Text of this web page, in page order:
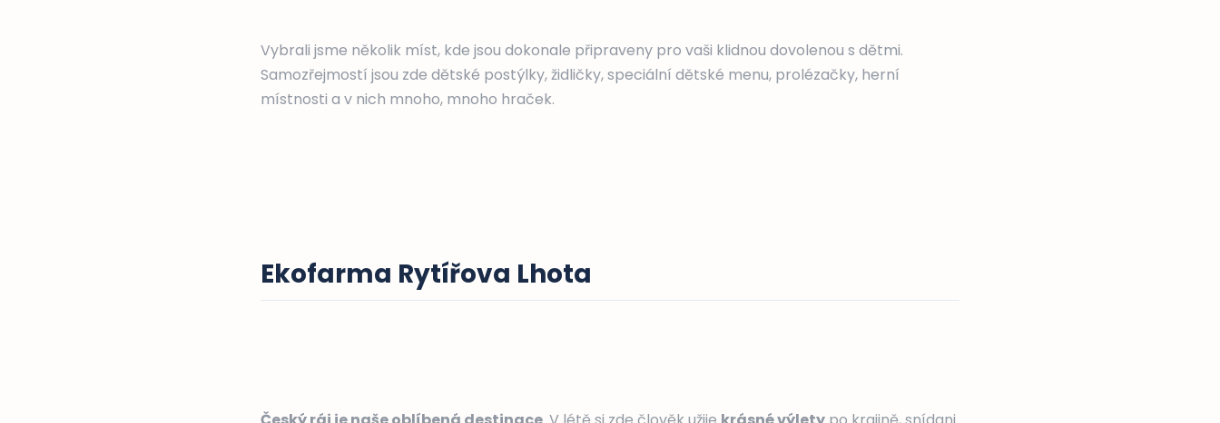
Vybrali jsme několik míst, kde jsou dokonale připraveny pro vaši klidnou dovolenou s dětmi.
Samozřejmostí jsou zde dětské postýlky, židličky, speciální dětské menu, prolézačky, herní
místnosti a v nich mnoho, mnoho hraček.
Ekofarma Rytířova Lhota